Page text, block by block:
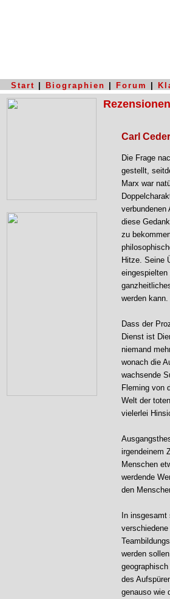
Start Biographien Forum
Rezensionen
Carl
Die Frage
gestellt,
Marx war
verbundenen
diese
zu
Hitze. Seine
werden kann.
Dass der
Dienst ist
niemand
wonach die
wachsende
Fleming von
Welt der
vielerlei
irgendeinem
Menschen
werdende
den
In
werden
des
genauso wie